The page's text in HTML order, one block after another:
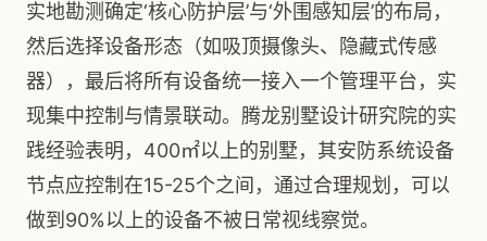
实地勘测确定‘核心防护层’与‘外围感知层’的布局，
然后选择设备形态（如吸顶摄像头、隐藏式传感
器），最后将所有设备统一接入一个管理平台，实
现集中控制与情景联动。腾龙别墅设计研究院的实
践经验表明，400㎡以上的别墅，其安防系统设备
节点应控制在15-25个之间，通过合理规划，可以
做到90%以上的设备不被日常视线察觉。